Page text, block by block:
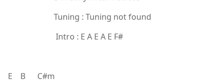
Tuning : Tuning not found
Intro : E A E A E F#
E B C#m